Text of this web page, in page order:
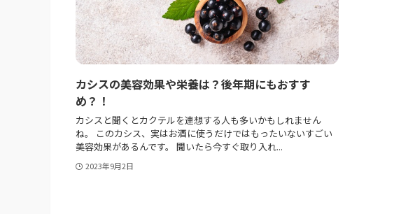
カシスの美容効果や栄養は？後年期にもおすす
め？！
カシスと聞くとカクテルを連想する人も多いかもしれません
ね。 このカシス、実はお酒に使うだけではもったいないすごい
美容効果があるんです。 聞いたら今すぐ取り入れ...
2023年9月2日